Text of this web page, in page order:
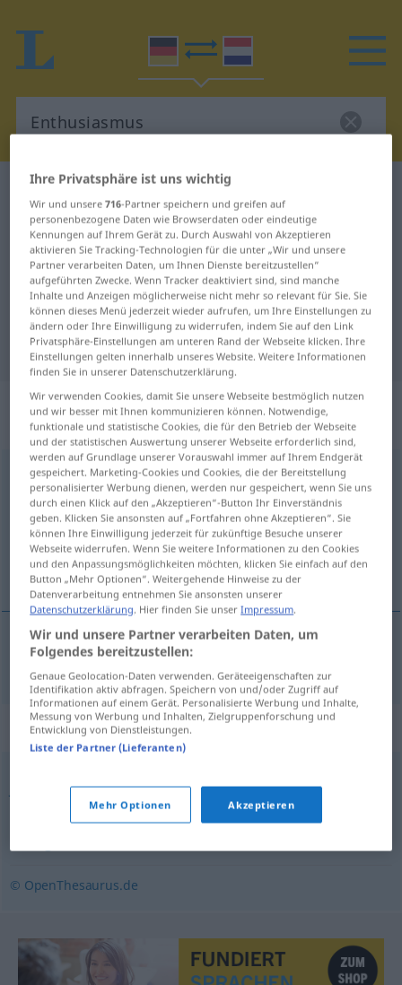
Deutsch-Niederländisch Wörterbuch
Enthusiasmus
Deutsch-Niederländisch
Übersetzung für "Enthusiasmus"
"Enthusiasmus" Niederländisch
Übersetzung
„Enthusiasmus“: Maskulinum,
männlich
Enthusiasmusm <Enthusiasmus;keine Pluralform>
Übersicht aller Übersetzungen
(Für mehr Details die Übersetzung anklicken/antippen)
het enthousiasme
(het)enthousiasme Enthusiasmus
Synonyme für "Enthusiasmus"
Überschwang,Verzückung,Spaß,Begeisterung
Schwärmerei Vergnügen,Euphorie
© OpenThesaurus.de
Ihre Privatsphäre ist uns wichtig
Wir und unsere716-Partner speichern und greifen auf
personenbezogene Daten wie Browserdaten oder eindeutige
Kennungen auf Ihrem Gerät zu. Durch Auswahl von Akzeptieren
aktivieren Sie Tracking-Technologien für die unter „Wir und unsere
Partner verarbeiten Daten, um Ihnen Dienste bereitzustellen“
aufgeführten Zwecke. Wenn Tracker deaktiviert sind, sind manche
Inhalte und Anzeigen möglicherweise nicht mehr so relevant für Sie. Sie
können dieses Menü jederzeit wieder aufrufen, um Ihre Einstellungen zu
ändern oder Ihre Einwilligung zu widerrufen, indem Sie auf den Link
Privatsphäre-Einstellungen am unteren Rand der Webseite klicken. Ihre
Einstellungen gelten innerhalb unseres Website. Weitere Informationen
finden Sie in unserer Datenschutzerklärung.
Wir verwenden Cookies, damit Sie unsere Webseite bestmöglich nutzen
und wir besser mit Ihnen kommunizieren können. Notwendige,
funktionale und statistische Cookies, die für den Betrieb der Webseite
und der statistischen Auswertung unserer Webseite erforderlich sind,
werden auf Grundlage unserer Vorauswahl immer auf Ihrem Endgerät
gespeichert. Marketing-Cookies und Cookies, die der Bereitstellung
personalisierter Werbung dienen, werden nur gespeichert, wenn Sie uns
durch einen Klick auf den „Akzeptieren“-Button Ihr Einverständnis
geben. Klicken Sie ansonsten auf „Fortfahren ohne Akzeptieren“. Sie
können Ihre Einwilligung jederzeit für zukünftige Besuche unserer
Webseite widerrufen. Wenn Sie weitere Informationen zu den Cookies
und den Anpassungsmöglichkeiten möchten, klicken Sie einfach auf den
Button „Mehr Optionen“. Weitergehende Hinweise zu der
Datenverarbeitung entnehmen Sie ansonsten unserer
Datenschutzerklärung. Hier finden Sie unserImpressum.
Wir und unsere Partner verarbeiten Daten, um
Folgendes bereitzustellen:
Genaue Geolocation-Daten verwenden. Geräteeigenschaften zur
Identifikation aktiv abfragen. Speichern von und/oder Zugriff auf
Informationen auf einem Gerät. Personalisierte Werbung und Inhalte,
Messung von Werbung und Inhalten, Zielgruppenforschung und
Entwicklung von Dienstleistungen.
Liste der Partner (Lieferanten)
Mehr Optionen Akzeptieren